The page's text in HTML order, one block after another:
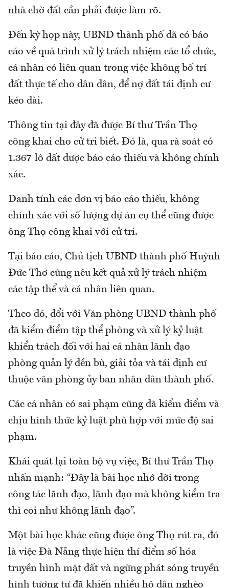
nhà chờ đất cần phải được làm rõ.
Đến kỳ họp này, UBND thành phố đã có báo
cáo về quá trình xử lý trách nhiệm các tổ chức,
cá nhân có liên quan trong việc không bố trí
đất thực tế cho dân dân, để nợ đất tái định cư
kéo dài.
Thông tin tại đây đã được Bí thư Trần Thọ
công khai cho cử tri biết. Đó là, qua rà soát có
1.367 lô đất được báo cáo thiếu và không chính
xác.
Danh tính các đơn vị báo cáo thiếu, không
chính xác với số lượng dự án cụ thể cũng được
ông Thọ công khai với cử tri.
Tại báo cáo, Chủ tịch UBND thành phố Huỳnh
Đức Thơ cũng nêu kết quả xử lý trách nhiệm
các tập thể và cá nhân liên quan.
Theo đó, đổi với Văn phòng UBND thành phố
đã kiểm điểm tập thể phòng và xử lý kỷ luật
khiển trách đối với hai cá nhân lãnh đạo
phòng quản lý đền bù, giải tỏa và tái định cư
thuộc văn phòng ủy ban nhân dân thành phố.
Các cá nhân có sai phạm cũng đã kiểm điểm và
chịu hình thức kỷ luật phù hợp với mức độ sai
phạm.
Khái quát lại toàn bộ vụ việc, Bí thư Trần Thọ
nhấn mạnh: “Đây là bài học nhớ đời trong
công tác lãnh đạo, lãnh đạo mà không kiểm tra
thì coi như không lãnh đạo”.
Một bài học khác cũng được ông Thọ rút ra, đó
là việc Đà Nẵng thực hiện thí điểm số hóa
truyền hình mặt đất và ngừng phát sóng truyền
hình tương tự đã khiến nhiều hộ dân nghèo